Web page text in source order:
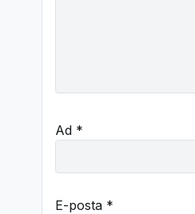
Ad *
E-posta *